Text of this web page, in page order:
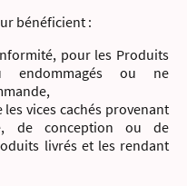
bénéficient :
pour les Produits
endommagés ou ne
vices cachés provenant
de conception ou de
livrés et les rendant